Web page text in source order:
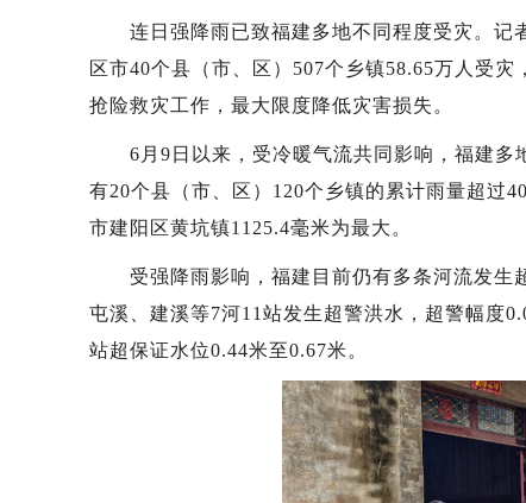
连日强降雨已致福建多地不同程度受灾。记
区市40个县（市、区）507个乡镇58.65万人受
抢险救灾工作，最大限度降低灾害损失。
6月9日以来，受冷暖气流共同影响，福建多
有20个县（市、区）120个乡镇的累计雨量超过
市建阳区黄坑镇1125.4毫米为最大。
受强降雨影响，福建目前仍有多条河流发生超
屯溪、建溪等7河11站发生超警洪水，超警幅度
站超保证水位0.44米至0.67米。